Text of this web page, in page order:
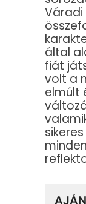
Váradi
által
fiát
volt a
elmúlt